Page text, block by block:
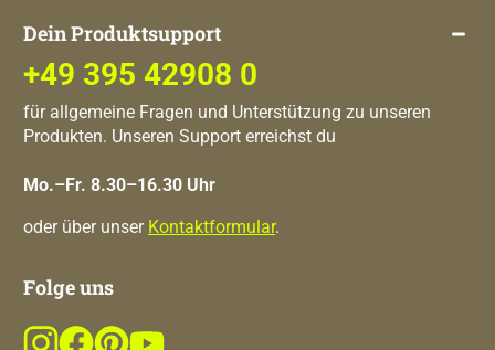
Dein Produktsupport
+49 395 42908 0
für allgemeine Fragen und Unterstützung zu unseren
Produkten. Unseren Support erreichst du
Mo.–Fr. 8.30–16.30 Uhr
oder über unser Kontaktformular.
Folge uns